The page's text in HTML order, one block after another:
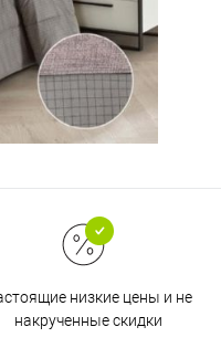
низкие цены и не
накрученные скидки